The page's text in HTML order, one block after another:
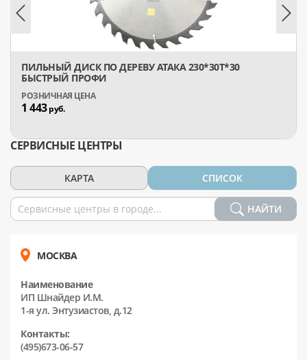
ПИЛЬНЫЙ ДИСК ПО ДЕРЕВУ АТАКА 230*30T*30
БЫСТРЫЙ ПРОФИ
1 443руб.
СЕРВИСНЫЕ ЦЕНТРЫ
КАРТА СПИСОК
НАЙТИ
МОСКВА
Наименование
ИП Шнайдер И.М.
1-я ул. Энтузиастов, д.12
Контакты:
(495)673-06-57